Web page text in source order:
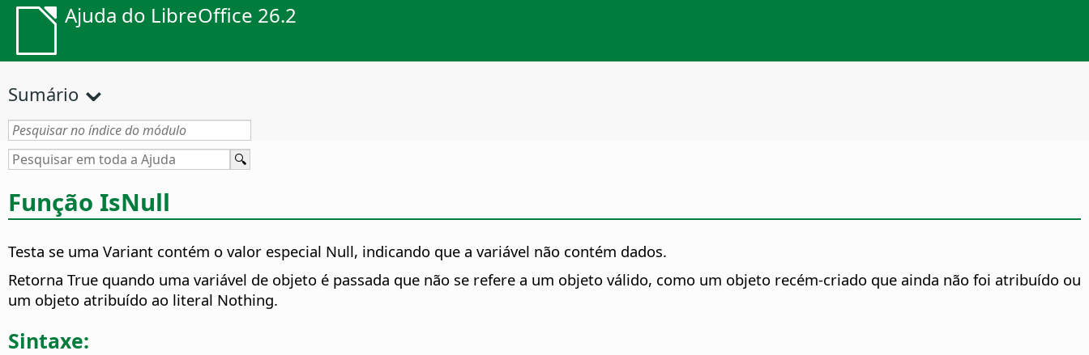
Ajuda do LibreOffice 26.2
Sumário
Função IsNull
Testa se uma Variant contém o valor especial Null, indicando que a variável não contém dados.
Retorna True quando uma variável de objeto é passada que não se refere a um objeto válido, como um objeto recém-criado que ainda não foi atribuído ou
um objeto atribuído ao literal Nothing.
Sintaxe: